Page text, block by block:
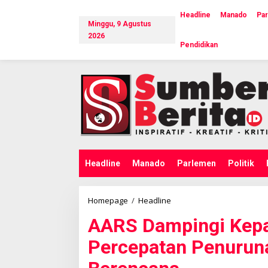
i
Minggu, 9 Agustus
2026
Headline Manado
Pendidikan
Headline Manado Parlemen Politik
Homepage / Headline
R
S
D
a
m
AARS Dampingi
Percepatan